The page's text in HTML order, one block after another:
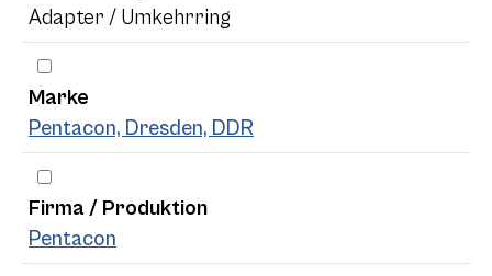
Adapter / Umkehrring
Marke
Pentacon, Dresden, DDR
Firma / Produktion
Pentacon